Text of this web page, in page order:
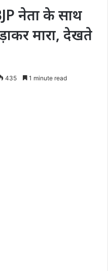
नेता के साथ
मारा, देखते
435 1 minute read